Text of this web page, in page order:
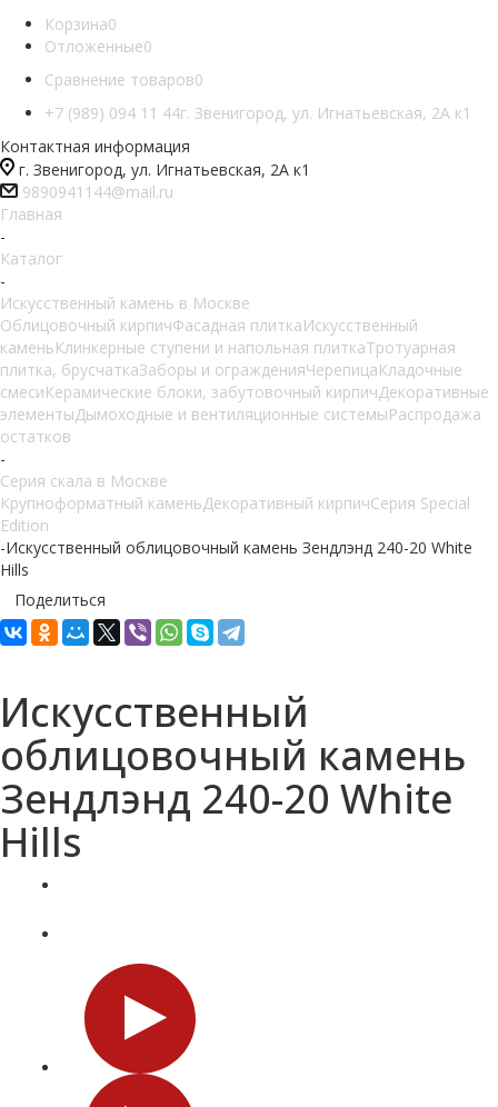
Корзина0
Отложенные0
Сравнение товаров0
+7 (989) 094 11 44г. Звенигород, ул. Игнатьевская, 2А к1
Контактная информация
г. Звенигород, ул. Игнатьевская, 2А к1
9890941144@mail.ru
Главная
-
Каталог
-
Искусственный камень в Москве
Облицовочный кирпичФасадная плиткаИскусственный
каменьКлинкерные ступени и напольная плиткаТротуарная
плитка, брусчаткаЗаборы и огражденияЧерепицаКладочные
смесиКерамические блоки, забутовочный кирпичДекоративные
элементыДымоходные и вентиляционные системыРаспродажа
остатков
-
Серия скала в Москве
Крупноформатный каменьДекоративный кирпичСерия Special
Edition
-Искусственный облицовочный камень Зендлэнд 240-20 White
Hills
Поделиться
Искусственный
облицовочный камень
Зендлэнд 240-20 White
Hills